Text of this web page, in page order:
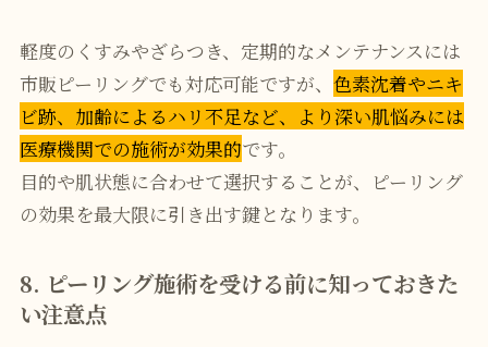
軽度のくすみやざらつき、定期的なメンテナンスには
市販ピーリングでも対応可能ですが、 色素沈着やニキ
ビ跡、加齢によるハリ不足など、より深い肌悩みには
医療機関での施術が効果的です。
目的や肌状態に合わせて選択することが、ピーリング
の効果を最大限に引き出す鍵となります。
8. ピーリング施術を受ける前に知っておきた
い注意点